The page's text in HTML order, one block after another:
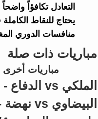
التعادل تكافؤاً
يحتاج للنقاط
منافسات الدوري
مباريات ذات صلة
مباريات
الملكي vs الدفاع - 1 - 0
البيضاوي vs نهضة - N/A